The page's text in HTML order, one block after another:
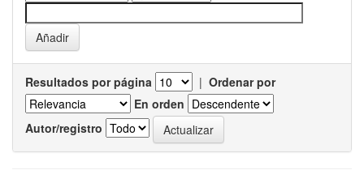
Resultados por página | Ordenar por
En orden
Autor/registro